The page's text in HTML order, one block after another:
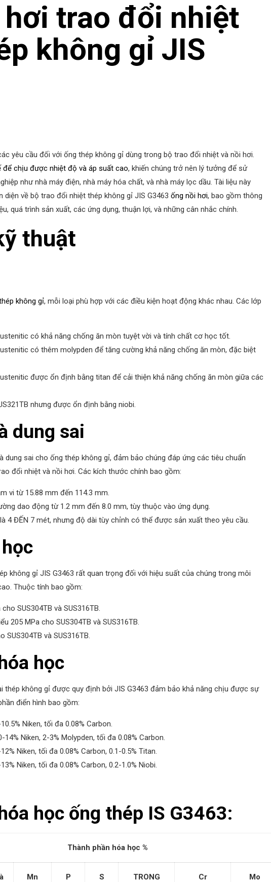
hơi trao đổi nhiệt
không gỉ JIS
yêu cầu đối với ống thép không gỉ dùng trong bộ trao đổi nhiệt và nồi hơi.
để chịu được nhiệt độ và áp suất cao, khiến chúng trở nên lý tưởng để sử
như nhà máy điện, nhà máy hóa chất, và nhà máy lọc dầu. Tài liệu này
diện về bộ trao đổi nhiệt thép không gỉ JIS G3463 ống nồi hơi, bao gồm thông
quá trình sản xuất, các ứng dụng, thuận lợi, và những cân nhắc chính.
thuật
không gỉ, mỗi loại phù hợp với các điều kiện hoạt động khác nhau. Các lớp
có khả năng chống ăn mòn tuyệt vời và tính chất cơ học tốt.
có thêm molypden để tăng cường khả năng chống ăn mòn, đặc biệt
được ổn định bằng titan để cải thiện khả năng chống ăn mòn giữa các
nhưng được ổn định bằng niobi.
dung sai
dung sai cho ống thép không gỉ, đảm bảo chúng đáp ứng các tiêu chuẩn
đổi nhiệt và nồi hơi. Các kích thước chính bao gồm:
vi từ 15.88 mm đến 114.3 mm.
dao động từ 1.2 mm đến 8.0 mm, tùy thuộc vào ứng dụng.
4 ĐẾN 7 mét, nhưng độ dài tùy chỉnh có thể được sản xuất theo yêu cầu.
không gỉ JIS G3463 rất quan trọng đối với hiệu suất của chúng trong môi
Thuộc tính bao gồm:
SUS304TB và SUS316TB.
205 MPa cho SUS304TB và SUS316TB.
SUS304TB và SUS316TB.
học
thép không gỉ được quy định bởi JIS G3463 đảm bảo khả năng chịu được sự
điển hình bao gồm:
Niken, tối đa 0.08% Carbon.
14% Niken, 2-3% Molypden, tối đa 0.08% Carbon.
Niken, tối đa 0.08% Carbon, 0.1-0.5% Titan.
Niken, tối đa 0.08% Carbon, 0.2-1.0% Niobi.
học ống thép IS G3463:
Thành phần hóa học %
Mn P S TRONG Cr Mo